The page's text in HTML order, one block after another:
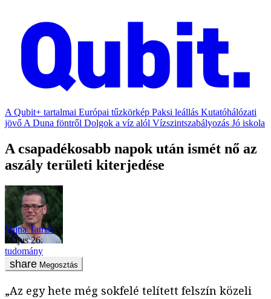
A Qubit+ tartalmai Európai tűzkörkép Paksi leállás Kutatóhálózati
jövő A Duna föntről Dolgok a víz alól Vízszintszabályozás Jó iskola
A csapadékosabb napok után ismét nő az
aszály területi kiterjedése
Vajna Tamás
május 26.
tudomány
Megosztás
„Az egy hete még sokfelé telített felszín közeli